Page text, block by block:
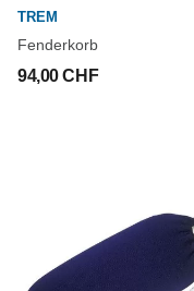
TREM
Fenderkorb
94,00 CHF